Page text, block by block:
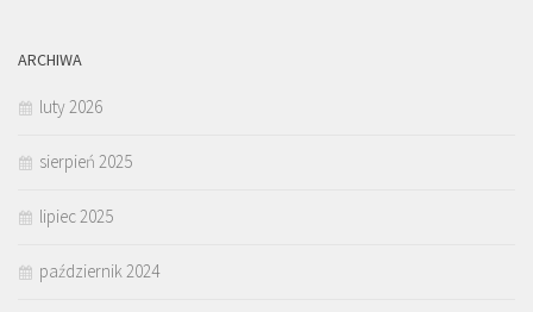
ARCHIWA
luty 2026
sierpień 2025
lipiec 2025
październik 2024